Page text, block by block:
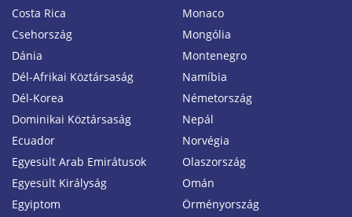
Costa Rica
Csehország
Dánia
Dél-Afrikai Köztársaság
Dél-Korea
Dominikai Köztársaság
Ecuador
Egyesült Arab Emirátusok
Egyesült Királyság
Egyiptom
Monaco
Mongólia
Montenegro
Namíbia
Németország
Nepál
Norvégia
Olaszország
Omán
Örményország